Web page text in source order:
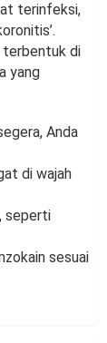
terinfeksi,
terbentuk di
yang
Anda
di wajah
seperti
sesuai